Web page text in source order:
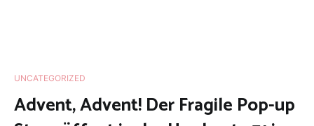
UNCATEGORIZED
Advent, Advent! Der Fragile Pop-up